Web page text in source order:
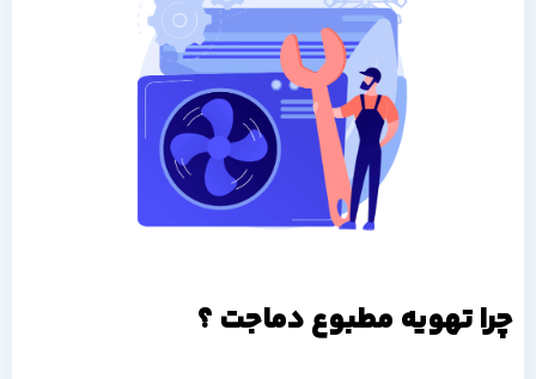
چرا تهویه مطبوع دماجت ؟